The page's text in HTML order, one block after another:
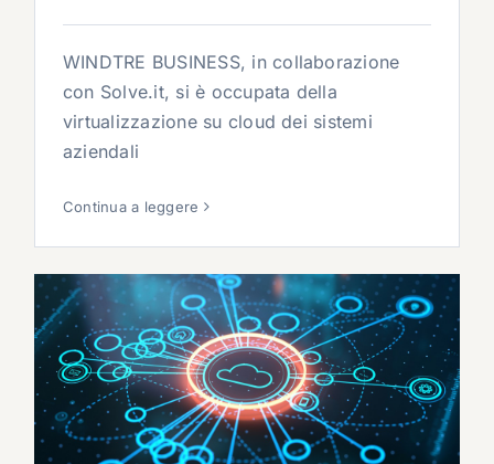
WINDTRE BUSINESS, in collaborazione
con Solve.it, si è occupata della
virtualizzazione su cloud dei sistemi
aziendali
Continua a leggere